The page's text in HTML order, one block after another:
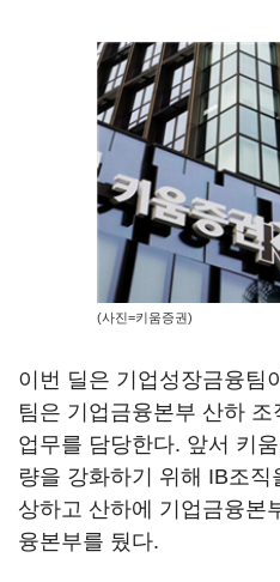
(사진=키움증권)
이번 딜은 기업성장금융팀
팀은 기업금융본부 산하
업무를 담당한다. 앞서 키
량을 강화하기 위해 IB조
상하고 산하에 기업금융본
융본부를 뒀다.